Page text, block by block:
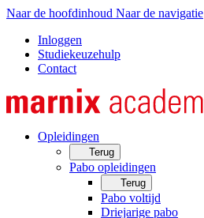
Naar de hoofdinhoud Naar de navigatie
Inloggen
Studiekeuzehulp
Contact
Opleidingen
Terug
Pabo opleidingen
Terug
Pabo voltijd
Driejarige pabo